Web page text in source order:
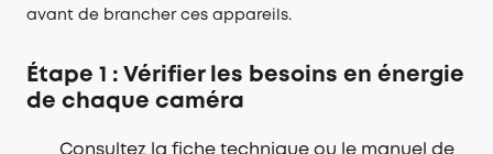
avant de brancher ces appareils.
Étape 1 : Vérifier les besoins en énergie
de chaque caméra
Consultez la fiche technique ou le manuel de